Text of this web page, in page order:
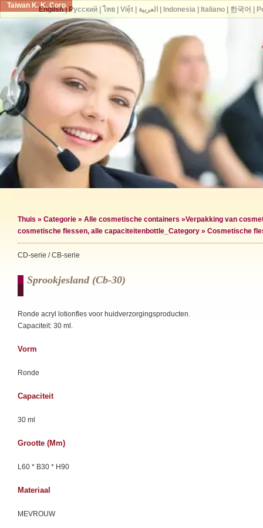
Taiwan K. K. Corp.
Thuis » Categorie » Alle cosmetische containers »Verpakking van
cosmetische flessen, alle capaciteitenbottle_Category » Cosmetische
CD-serie / CB-serie
Sprookjesland (cb-30)
Ronde acryl lotionfles voor huidverzorgingsproducten.
Capaciteit: 30 ml.
Vorm
Ronde
Capaciteit
30 ml
Grootte (mm)
L60 * B30 * H90
Materiaal
MEVROUW
English| Русский| ไทย| Việt| العربية Indonesia| Italiano| 한국어